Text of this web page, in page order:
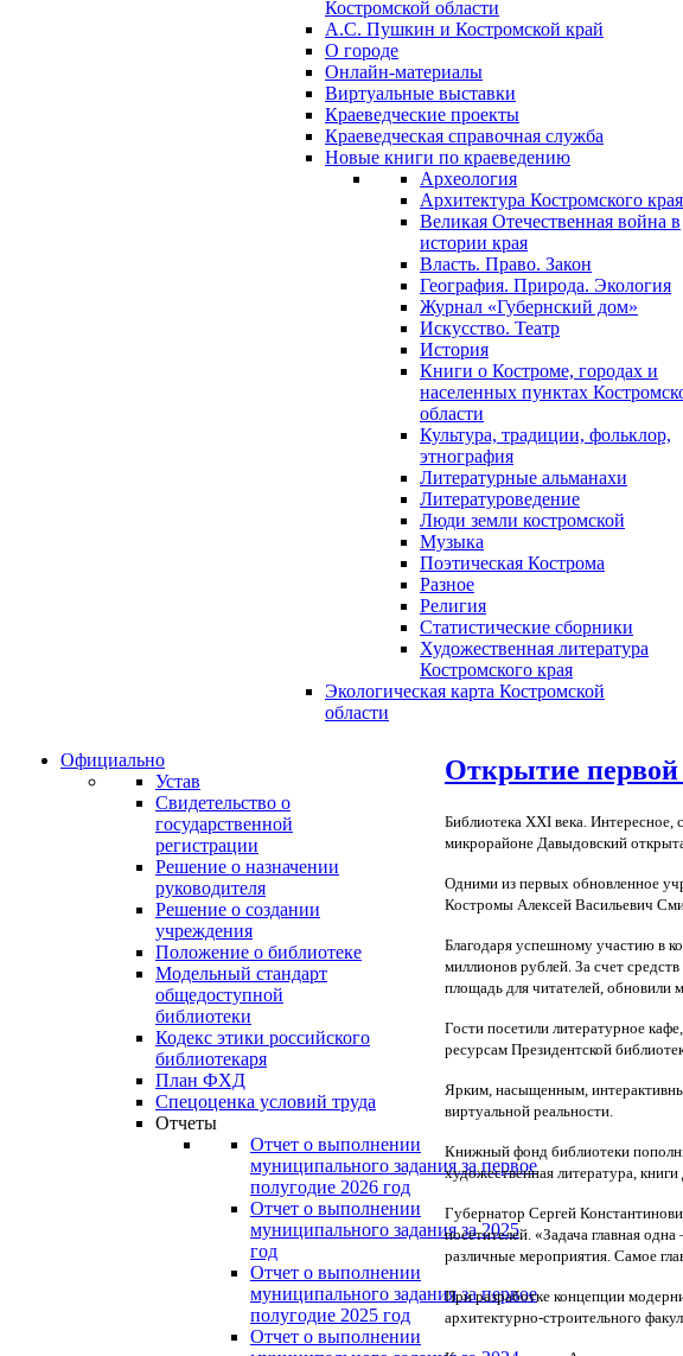
Костромской области
А.С. Пушкин и Костромской край
О городе
Онлайн-материалы
Виртуальные выставки
Краеведческие проекты
Краеведческая справочная служба
Новые книги по краеведению
Археология
Архитектура Костромского края
Великая Отечественная война в
истории края
Власть. Право. Закон
География. Природа. Экология
Журнал «Губернский дом»
Искусство. Театр
История
Книги о Костроме, городах и
населенных пунктах
области
Культура, традиции, фольклор,
этнография
Литературные альманахи
Литературоведение
Люди земли костромской
Музыка
Поэтическая Кострома
Разное
Религия
Статистические сборники
Художественная литература
Костромского края
Экологическая карта Костромской
области
Официально
Устав
Свидетельство о
государственной
регистрации
Решение о назначении
руководителя
Решение о создании
учреждения
Положение о библиотеке
Модельный стандарт
общедоступной
библиотеки
Кодекс этики российского
библиотекаря
План ФХД
Спецоценка условий труда
Отчеты
Отчет о выполнении
муниципального задания за первое
полугодие 2026 год
Отчет о выполнении
муниципального задания за 2025
год
Отчет о выполнении
муниципального задания за первое
полугодие 2025 год
Отчет о выполнении
Открытие первой
Библиотека XXI века. Интересное,
микрорайоне Давыдовский
Одними из первых обновленное
Костромы Алексей Васильевич
Благодаря успешному участию в
миллионов рублей. За счет
площадь для читателей, обновили
Гости посетили литературное
ресурсам Президентской
Ярким, насыщенным,
виртуальной реальности.
Книжный фонд библиотеки
художественная литература,
Губернатор Сергей
посетителей. «Задача главная
различные мероприятия. Самое
При разработке концепции
архитектурно-строительного